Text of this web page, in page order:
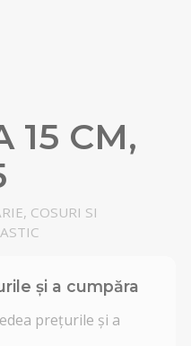
15 CM,
COSURI SI
și a cumpăra
prețurile și a